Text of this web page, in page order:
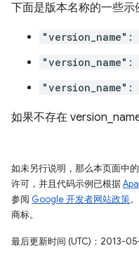
下面是版本名称的一些示
如果不存在
如未另行说明，那么本页面中
许可，并且代码示例已根据
参阅 Google 开发者网站政策
商标。
最后更新时间 (UTC)：2013-05-